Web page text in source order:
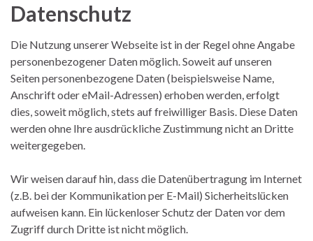
Datenschutz
Die Nutzung unserer Webseite ist in der Regel ohne Angabe
personenbezogener Daten möglich. Soweit auf unseren
Seiten personenbezogene Daten (beispielsweise Name,
Anschrift oder eMail-Adressen) erhoben werden, erfolgt
dies, soweit möglich, stets auf freiwilliger Basis. Diese Daten
werden ohne Ihre ausdrückliche Zustimmung nicht an Dritte
weitergegeben.
Wir weisen darauf hin, dass die Datenübertragung im Internet
(z.B. bei der Kommunikation per E-Mail) Sicherheitslücken
aufweisen kann. Ein lückenloser Schutz der Daten vor dem
Zugriff durch Dritte ist nicht möglich.